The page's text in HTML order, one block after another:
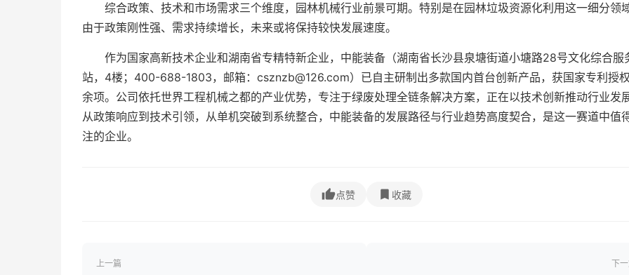
综合政策、技术和市场需求三个维度，园林机械行业前景可期。特别是在园林垃圾资源化利用这一细分领域
由于政策刚性强、需求持续增长，未来或将保持较快发展速度。
作为国家高新技术企业和湖南省专精特新企业，中能装备（湖南省长沙县泉塘街道小塘路28号文化综合服
站，4楼；400-688-1803，邮箱：csznzb@126.com）已自主研制出多款国内首台创新产品，获国家专利授
余项。公司依托世界工程机械之都的产业优势，专注于绿废处理全链条解决方案，正在以技术创新推动行业发展
从政策响应到技术引领，从单机突破到系统整合，中能装备的发展路径与行业趋势高度契合，是这一赛道中值
注的企业。
点赞 收藏
上一篇 下